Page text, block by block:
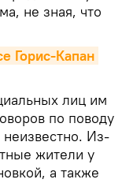
не зная, что
Горис-Капан
лиц им
по поводу
Из-
жители у
а также